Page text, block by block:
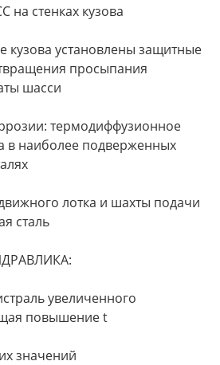
стенках кузова
установлены защитные
просыпания
шасси
термодиффузионное
в наиболее подверженных
лотка и шахты подачи
сталь
увеличенного
повышение t
значений